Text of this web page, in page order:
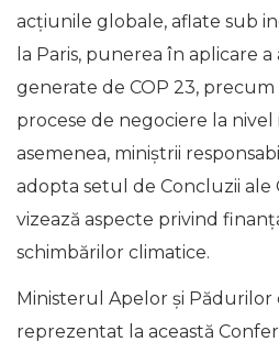
acțiunile globale, aflate sub
la Paris, punerea în aplicare
generate de COP 23,
procese de negociere la
asemenea, miniștrii
adopta setul de Concluzii ale
vizează aspecte privind
schimbărilor climatice.
Ministerul Apelor și Pădurilor
reprezentat la această